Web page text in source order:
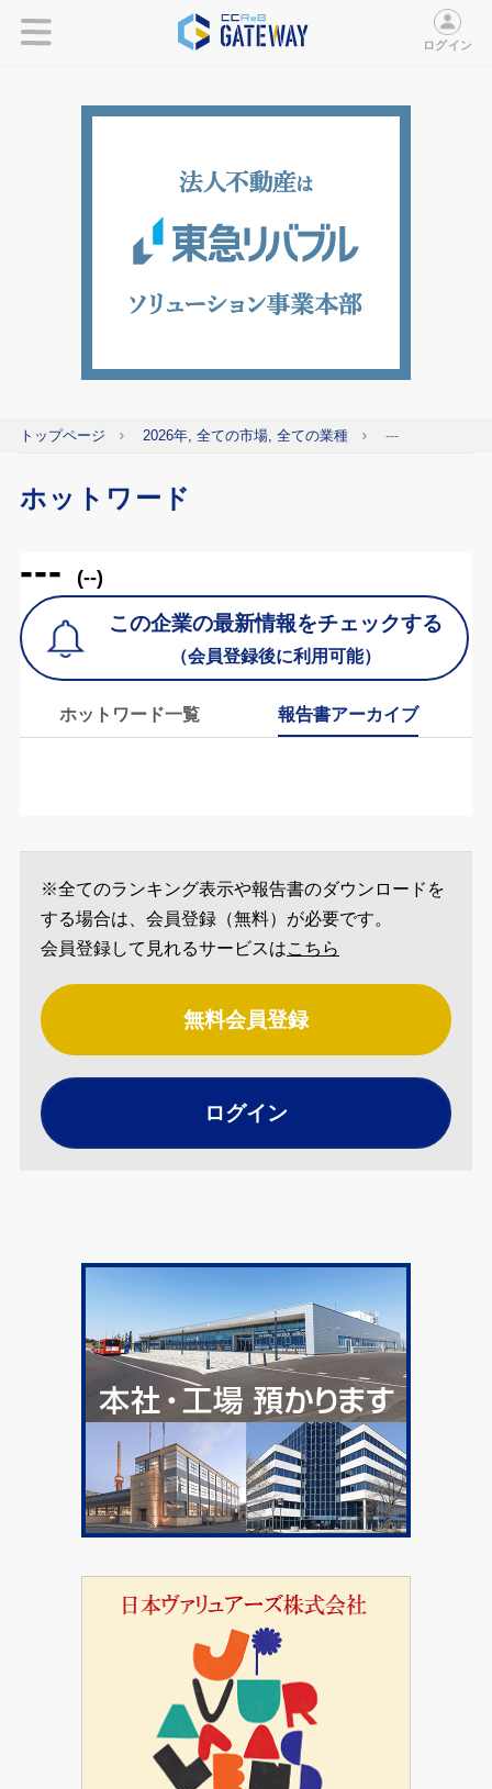
ログイン
トップページ 2026年, 全ての市場, 全ての業種 ---
ホットワード
--- (--)
この企業の最新情報をチェックする
（会員登録後に利用可能）
ホットワード一覧 報告書アーカイブ
※全てのランキング表示や報告書のダウンロードを
する場合は、会員登録（無料）が必要です。
会員登録して見れるサービスはこちら
無料会員登録
ログイン